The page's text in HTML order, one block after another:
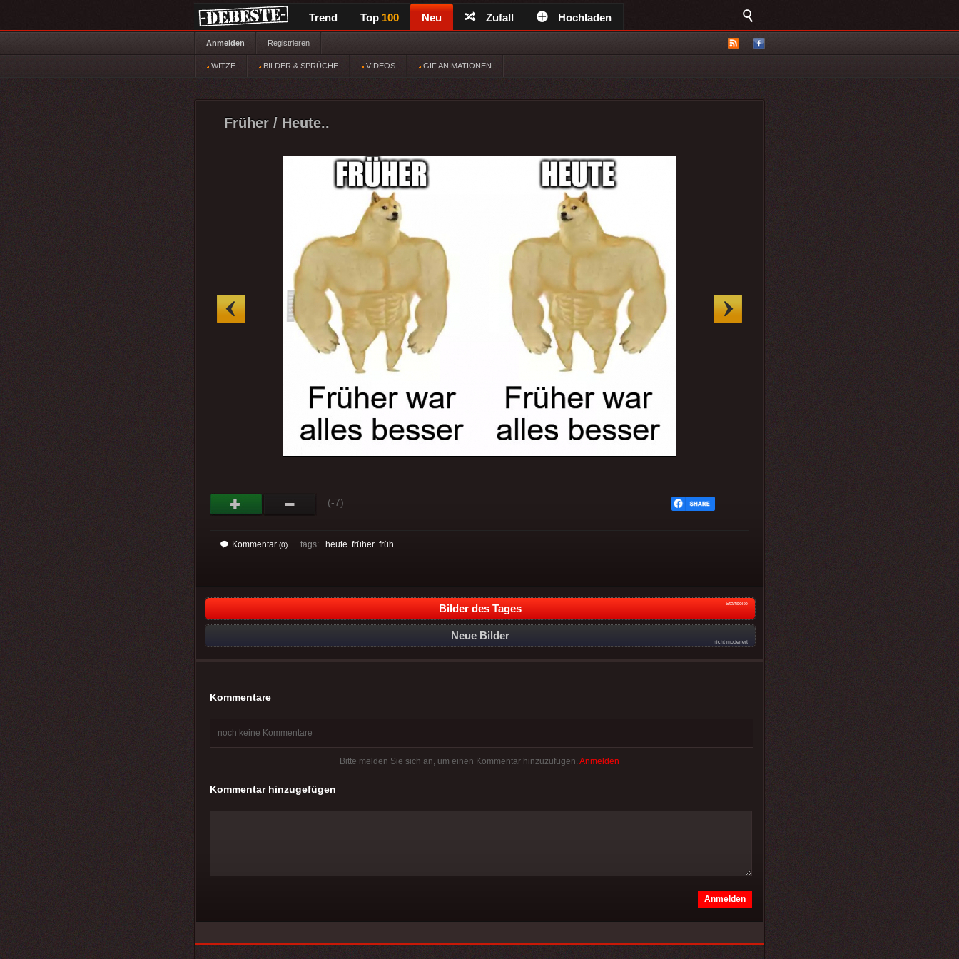
Trend Top 100 Neu Zufall Hochladen
Anmelden Registrieren
WITZE BILDER & SPRÜCHE VIDEOS GIF ANIMATIONEN
Früher / Heute..
(-7)
Kommentar (0) tags: heute früher früh
Bilder des Tages Startseite
Neue Bilder
nicht moderiert
Kommentare
noch keine Kommentare
Bitte melden Sie sich an, um einen Kommentar hinzuzufügen. Anmelden
Kommentar hinzugefügen